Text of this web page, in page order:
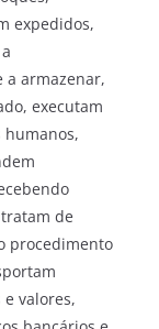
expedidos,
a armazenar,
executam
humanos,
de
procedimento
valores,